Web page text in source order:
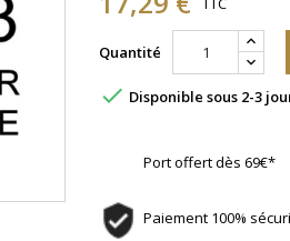
Quantité
 Disponible sous 2-3
Port offert dès 69€*
Paiement 100%